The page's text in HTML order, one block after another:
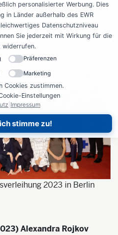
personalisierter Werbung. Dies
in Länder außerhalb des EWR
Datenschutzniveau
Sie jederzeit mit Wirkung für die
widerrufen.
Präferenzen
Marketing
Cookies zustimmen.
Einstellungen
Impressum
stimme zu!
Krieg
2023 in Berlin
Alexandra Rojkov